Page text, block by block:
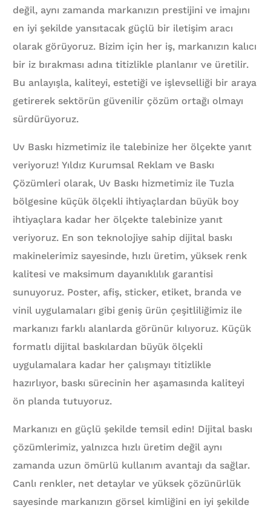
değil, aynı zamanda markanızın prestijini ve imajını
en iyi şekilde yansıtacak güçlü bir iletişim aracı
olarak görüyoruz. Bizim için her iş, markanızın kalıcı
bir iz bırakması adına titizlikle planlanır ve üretilir.
Bu anlayışla, kaliteyi, estetiği ve işlevselliği bir araya
getirerek sektörün güvenilir çözüm ortağı olmayı
sürdürüyoruz.
Uv Baskı hizmetimiz ile talebinize her ölçekte yanıt
veriyoruz! Yıldız Kurumsal Reklam ve Baskı
Çözümleri olarak, Uv Baskı hizmetimiz ile Tuzla
bölgesine küçük ölçekli ihtiyaçlardan büyük boy
ihtiyaçlara kadar her ölçekte talebinize yanıt
veriyoruz. En son teknolojiye sahip dijital baskı
makinelerimiz sayesinde, hızlı üretim, yüksek renk
kalitesi ve maksimum dayanıklılık garantisi
sunuyoruz. Poster, afiş, sticker, etiket, branda ve
vinil uygulamaları gibi geniş ürün çeşitliliğimiz ile
markanızı farklı alanlarda görünür kılıyoruz. Küçük
formatlı dijital baskılardan büyük ölçekli
uygulamalara kadar her çalışmayı titizlikle
hazırlıyor, baskı sürecinin her aşamasında kaliteyi
ön planda tutuyoruz.
Markanızı en güçlü şekilde temsil edin! Dijital baskı
çözümlerimiz, yalnızca hızlı üretim değil aynı
zamanda uzun ömürlü kullanım avantajı da sağlar.
Canlı renkler, net detaylar ve yüksek çözünürlük
sayesinde markanızın görsel kimliğini en iyi şekilde